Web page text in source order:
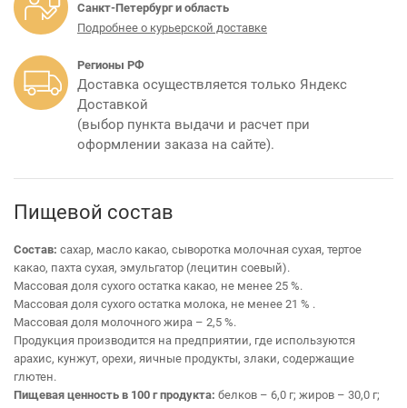
Санкт-Петербург и область
Подробнее о курьерской доставке
Регионы РФ
Доставка осуществляется только Яндекс
Доставкой
(выбор пункта выдачи и расчет при
оформлении заказа на сайте).
Пищевой состав
Состав: сахар, масло какао, сыворотка молочная сухая, тертое
какао, пахта сухая, эмульгатор (лецитин соевый).
Массовая доля сухого остатка какао, не менее 25 %.
Массовая доля сухого остатка молока, не менее 21 % .
Массовая доля молочного жира – 2,5 %.
Продукция производится на предприятии, где используются
арахис, кунжут, орехи, яичные продукты, злаки, содержащие
глютен.
Пищевая ценность в 100 г продукта: белков – 6,0 г; жиров – 30,0 г;